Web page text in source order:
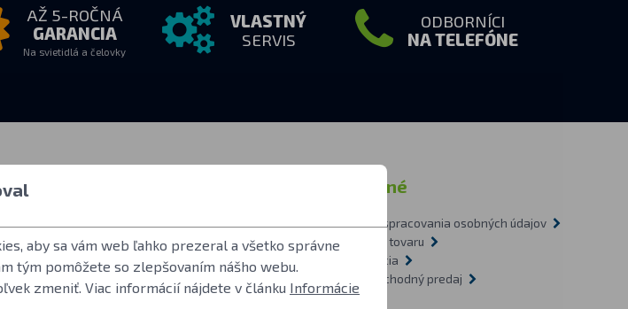
AŽ 5-ROČNÁ
GARANCIA
Na svietidlá a čelovky
VLASTNÝ
SERVIS
ODBORNÍCI
NA TELEFÓNE
nákupe
Fenix
a servis
Často kladené otázky
Norma ANSI FL 1-2009
LED použité vo svietidlách
Referencie
Ostatné
Zásady spracovania osobných údajov
Doprava tovaru
Recyklácia
Veľkoobchodný predaj
O nás
aby sa vám web ľahko prezeral a všetko správne
tým pomôžete so zlepšovaním nášho webu.
zmeniť. Viac informácií nájdete v článku Informácie